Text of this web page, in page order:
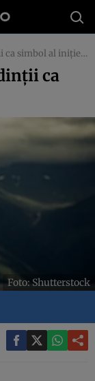
simbol al inițierii
ca
Foto: Shutterstock